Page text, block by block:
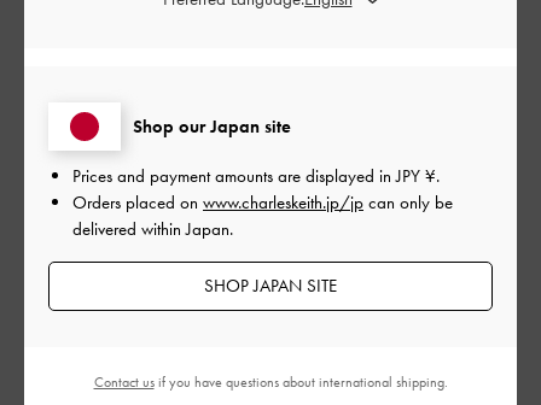
megさんのレビュー
とてもよかったです。
シンプルで可愛いです
サイズ: その他（シューズ以外） |カラー: ブラック系
デザイン
よかった
よかった
Shop our Japan site
Prices and payment amounts are displayed inJPY ¥.
Orders placed on www.charleskeith.jp/jp can only be
delivered within Japan.
SHOP JAPAN SITE
Contact usif you have questions about international shipping.